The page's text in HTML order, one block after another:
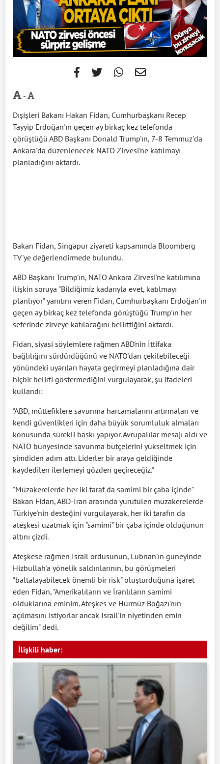
-
Dışişleri Bakanı Hakan Fidan, Cumhurbaşkanı Recep
Tayyip Erdoğan'ın geçen ay birkaç kez telefonda
görüştüğü ABD Başkanı Donald Trump'ın, 7-8 Temmuz'da
Ankara'da düzenlenecek NATO Zirvesi'ne katılmayı
planladığını aktardı.
Bakan Fidan, Singapur ziyareti kapsamında Bloomberg
TV'ye değerlendirmede bulundu.
ABD Başkanı Trump'ın, NATO Ankara Zirvesi'ne katılımına
ilişkin soruya "Bildiğimiz kadarıyla evet, katılmayı
planlıyor" yanıtını veren Fidan, Cumhurbaşkanı Erdoğan'ın
geçen ay birkaç kez telefonda görüştüğü Trump'ın her
seferinde zirveye katılacağını belirttiğini aktardı.
Fidan, siyasi söylemlere rağmen ABD'nin İttifaka
bağlılığını sürdürdüğünü ve NATO'dan çekilebileceği
yönündeki uyarıları hayata geçirmeyi planladığına dair
hiçbir belirti göstermediğini vurgulayarak, şu ifadeleri
kullandı:
"ABD, müttefiklere savunma harcamalarını artırmaları ve
kendi güvenlikleri için daha büyük sorumluluk almaları
konusunda sürekli baskı yapıyor. Avrupalılar mesajı aldı ve
NATO bünyesinde savunma bütçelerini yükseltmek için
şimdiden adım attı. Liderler bir araya geldiğinde
kaydedilen ilerlemeyi gözden geçireceğiz."
"Müzakerelerde her iki taraf da samimi bir çaba içinde"
Bakan Fidan, ABD-İran arasında yürütülen müzakerelerde
Türkiye'nin desteğini vurgulayarak, her iki tarafın da
ateşkesi uzatmak için "samimi" bir çaba içinde olduğunun
altını çizdi.
Ateşkese rağmen İsrail ordusunun, Lübnan'ın güneyinde
Hizbullah'a yönelik saldırılarının, bu görüşmeleri
"baltalayabilecek önemli bir risk" oluşturduğuna işaret
eden Fidan, "Amerikalıların ve İranlıların samimi
olduklarına eminim. Ateşkes ve Hürmüz Boğazı'nın
açılmasını istiyorlar ancak İsrail'in niyetinden emin
değilim" dedi.
İlişkili haber: